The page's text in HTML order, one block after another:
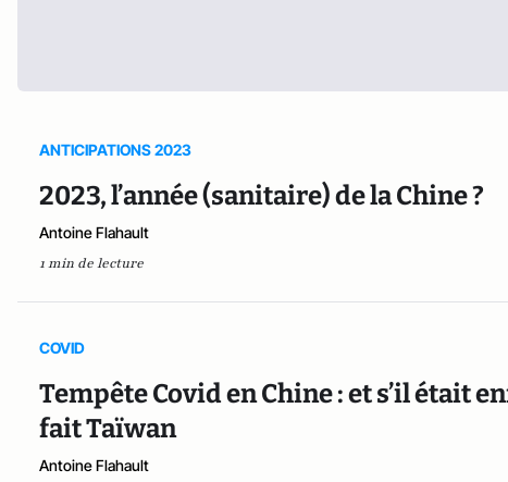
ANTICIPATIONS 2023
2023, l’année (sanitaire) de la Chine ?
Antoine Flahault
1 min de lecture
COVID
Tempête Covid en Chine : et s’il était
fait Taïwan
Antoine Flahault